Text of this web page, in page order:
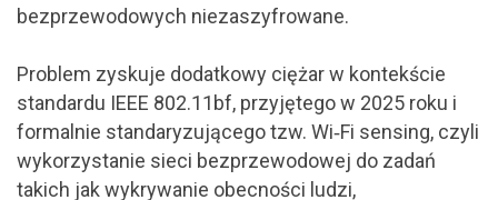
bezprzewodowych niezaszyfrowane.
Problem zyskuje dodatkowy ciężar w kontekście
standardu IEEE 802.11bf, przyjętego w 2025 roku i
formalnie standaryzującego tzw. Wi‑Fi sensing, czyli
wykorzystanie sieci bezprzewodowej do zadań
takich jak wykrywanie obecności ludzi,